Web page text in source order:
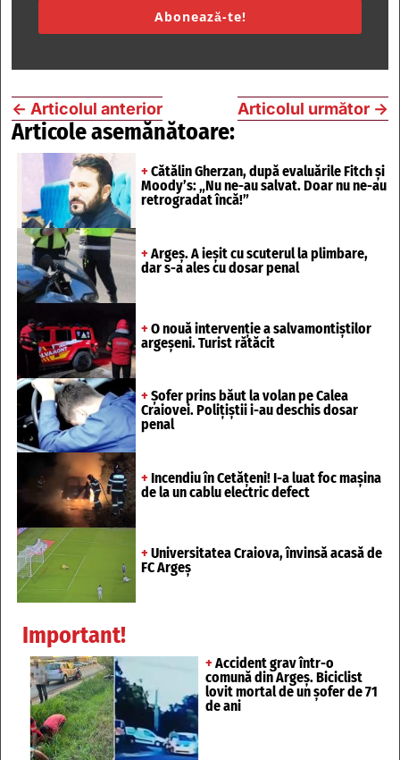
Abonează-te!
← Articolul anterior Articolul următor →
Articole asemănătoare:
+ Cătălin Gherzan, după evaluările Fitch și
Moody’s: „Nu ne-au salvat. Doar nu ne-au
retrogradat încă!”
+ Argeș. A ieșit cu scuterul la plimbare,
dar s-a ales cu dosar penal
+ O nouă intervenție a salvamontiștilor
argeșeni. Turist rătăcit
+ Șofer prins băut la volan pe Calea
Craiovei. Polițiștii i-au deschis dosar
penal
+ Incendiu în Cetățeni! I-a luat foc mașina
de la un cablu electric defect
+ Universitatea Craiova, învinsă acasă de
FC Argeș
Important!
+ Accident grav într-o
comună din Argeș. Biciclist
lovit mortal de un șofer de 71
de ani